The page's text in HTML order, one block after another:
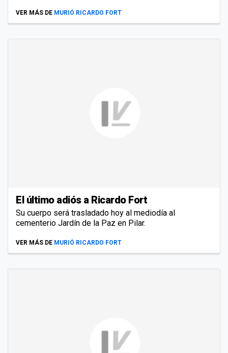
VER MÁS DE MURIÓ RICARDO FORT
El último adiós a Ricardo Fort
Su cuerpo será trasladado hoy al mediodía al
cementerio Jardín de la Paz en Pilar.
VER MÁS DE MURIÓ RICARDO FORT